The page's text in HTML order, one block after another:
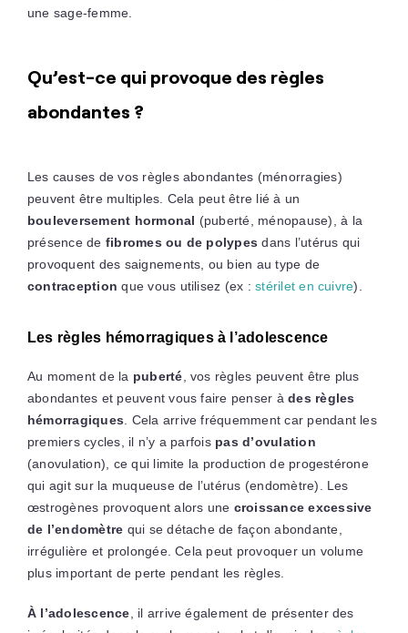
une sage-femme.
Qu’est-ce qui provoque des règles
abondantes ?
Les causes de vos règles abondantes (ménorragies)
peuvent être multiples. Cela peut être lié à un
bouleversement hormonal (puberté, ménopause), à la
présence de fibromes ou de polypes dans l’utérus qui
provoquent des saignements, ou bien au type de
contraception que vous utilisez (ex :stérilet en cuivre).
Les règles hémorragiques à l’adolescence
Au moment de la puberté , vos règles peuvent être plus
abondantes et peuvent vous faire penser àdes règles
hémorragiques . Cela arrive fréquemment car pendant les
premiers cycles, il n’y a parfois pas d’ovulation
(anovulation), ce qui limite la production de progestérone
qui agit sur la muqueuse de l’utérus (endomètre). Les
œstrogènes provoquent alors une croissance excessive
de l’endomètre qui se détache de façon abondante,
irrégulière et prolongée. Cela peut provoquer un volume
plus important de perte pendant les règles.
À l’adolescence , il arrive également de présenter des